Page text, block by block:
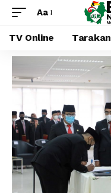
Aa
TV Online Tarakan